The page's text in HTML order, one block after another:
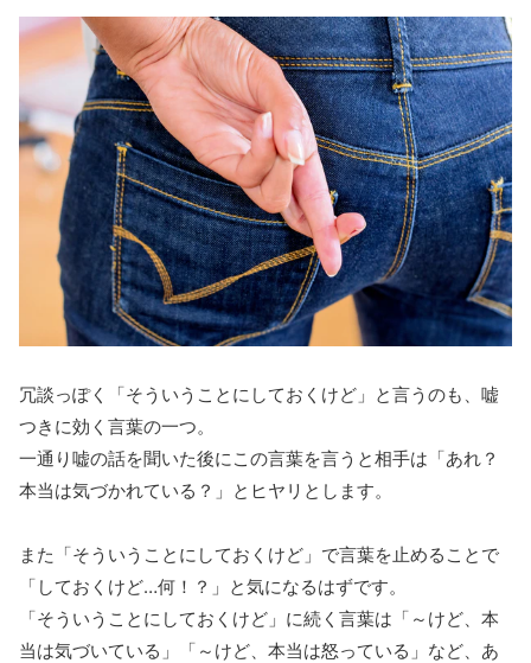
冗談っぽく「そういうことにしておくけど」と言うのも、嘘
つきに効く言葉の一つ。
一通り嘘の話を聞いた後にこの言葉を言うと相手は「あれ？
本当は気づかれている？」とヒヤリとします。
また「そういうことにしておくけど」で言葉を止めることで
「しておくけど…何！？」と気になるはずです。
「そういうことにしておくけど」に続く言葉は「～けど、本
当は気づいている」「～けど、本当は怒っている」など、あ